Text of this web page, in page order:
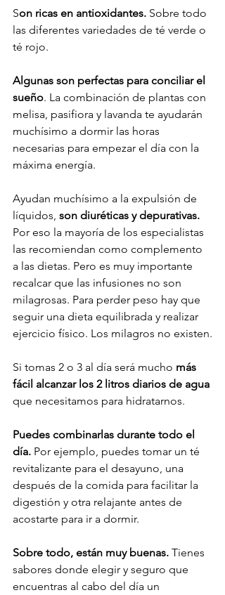
Son ricas en antioxidantes. Sobre todo
las diferentes variedades de té verde o
té rojo.
Algunas son perfectas para conciliar el
sueño. La combinación de plantas con
melisa, pasifiora y lavanda te ayudarán
muchísimo a dormir las horas
necesarias para empezar el día con la
máxima energía.
Ayudan muchísimo a la expulsión de
líquidos, son diuréticas y depurativas.
Por eso la mayoría de los especialistas
las recomiendan como complemento
a las dietas. Pero es muy importante
recalcar que las infusiones no son
milagrosas. Para perder peso hay que
seguir una dieta equilibrada y realizar
ejercicio físico. Los milagros no existen.
Si tomas 2 o 3 al día será mucho más
fácil alcanzar los 2 litros diarios de agua
que necesitamos para hidratarnos.
Puedes combinarlas durante todo el
día. Por ejemplo, puedes tomar un té
revitalizante para el desayuno, una
después de la comida para facilitar la
digestión y otra relajante antes de
acostarte para ir a dormir.
Sobre todo, están muy buenas. Tienes
sabores donde elegir y seguro que
encuentras al cabo del día un